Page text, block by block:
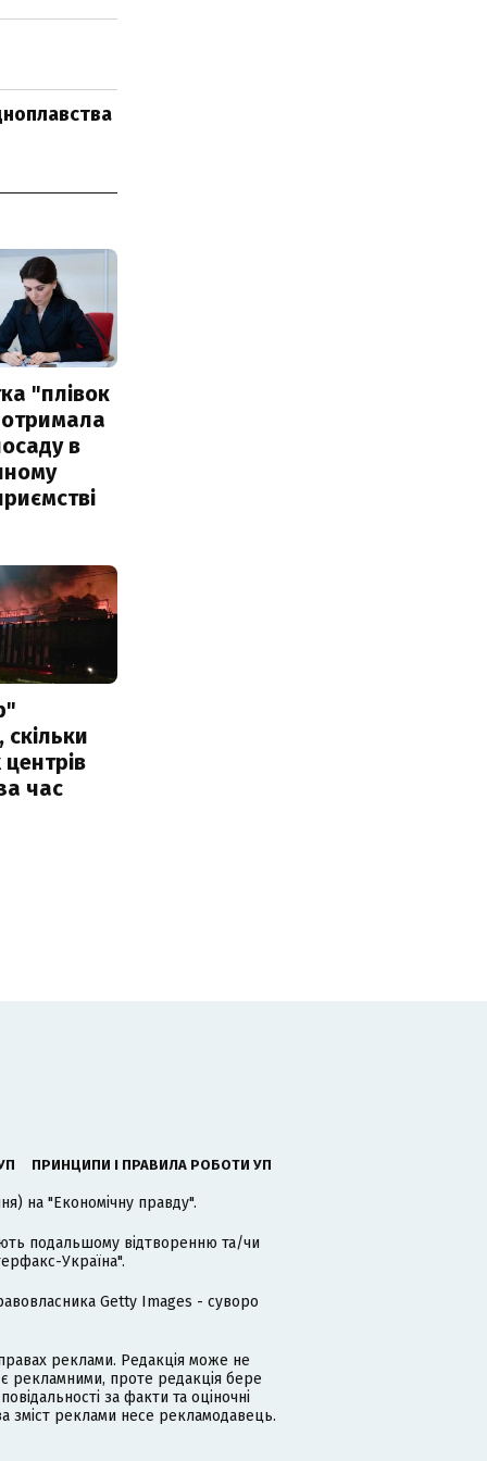
"плівок
в
скільки
час
ПРИНЦИПИ І ПРАВИЛА РОБОТИ УП
на "Економічну правду".
подальшому відтворенню та/чи
Україна".
Getty Images - суворо
реклами. Редакція може не
рекламними, проте редакція бере
за факти та оціночні
зміст реклами несе рекламодавець.